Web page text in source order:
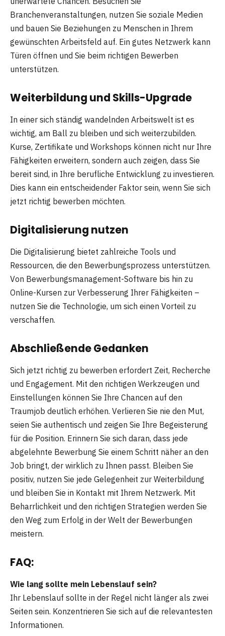
Branchenveranstaltungen, nutzen Sie soziale Medien
und bauen Sie Beziehungen zu Menschen in Ihrem
gewünschten Arbeitsfeld auf. Ein gutes Netzwerk kann
Türen öffnen und Sie beim richtigen Bewerben
unterstützen.
Weiterbildung und Skills-Upgrade
In einer sich ständig wandelnden Arbeitswelt ist es
wichtig, am Ball zu bleiben und sich weiterzubilden.
Kurse, Zertifikate und Workshops können nicht nur Ihre
Fähigkeiten erweitern, sondern auch zeigen, dass Sie
bereit sind, in Ihre berufliche Entwicklung zu investieren.
Dies kann ein entscheidender Faktor sein, wenn Sie sich
jetzt richtig bewerben möchten.
Digitalisierung nutzen
Die Digitalisierung bietet zahlreiche Tools und
Ressourcen, die den Bewerbungsprozess unterstützen.
Von Bewerbungsmanagement-Software bis hin zu
Online-Kursen zur Verbesserung Ihrer Fähigkeiten –
nutzen Sie die Technologie, um sich einen Vorteil zu
verschaffen.
Abschließende Gedanken
Sich jetzt richtig zu bewerben erfordert Zeit, Recherche
und Engagement. Mit den richtigen Werkzeugen und
Einstellungen können Sie Ihre Chancen auf den
Traumjob deutlich erhöhen. Verlieren Sie nie den Mut,
seien Sie authentisch und zeigen Sie Ihre Begeisterung
für die Position. Erinnern Sie sich daran, dass jede
abgelehnte Bewerbung Sie einem Schritt näher an den
Job bringt, der wirklich zu Ihnen passt. Bleiben Sie
positiv, nutzen Sie jede Gelegenheit zur Weiterbildung
und bleiben Sie in Kontakt mit Ihrem Netzwerk. Mit
Beharrlichkeit und den richtigen Strategien werden Sie
den Weg zum Erfolg in der Welt der Bewerbungen
meistern.
FAQ:
Wie lang sollte mein Lebenslauf sein?
Ihr Lebenslauf sollte in der Regel nicht länger als zwei
Seiten sein. Konzentrieren Sie sich auf die relevantesten
Informationen.